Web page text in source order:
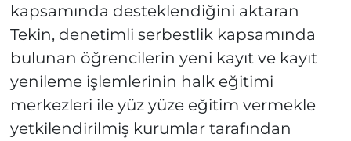
kapsamında desteklendiğini aktaran
Tekin, denetimli serbestlik kapsamında
bulunan öğrencilerin yeni kayıt ve kayıt
yenileme işlemlerinin halk eğitimi
merkezleri ile yüz yüze eğitim vermekle
yetkilendirilmiş kurumlar tarafından